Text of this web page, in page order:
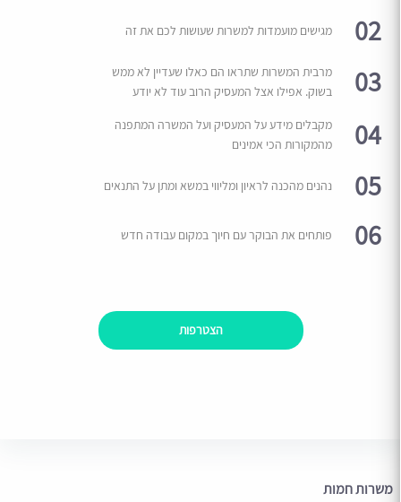
02 מגישים מועמדות למשרות שעושות לכם את זה
03
מרבית המשרות שתראו הם כאלו שעדיין לא ממש
בשוק. אפילו אצל המעסיק הרוב עוד לא יודע
04
מקבלים מידע על המעסיק ועל המשרה המתפנה
מהמקורות הכי אמינים
05 נהנים מהכנה לראיון ומליווי במשא ומתן על התנאים
06 פותחים את הבוקר עם חיוך במקום עבודה חדש
הצטרפות
משרות חמות